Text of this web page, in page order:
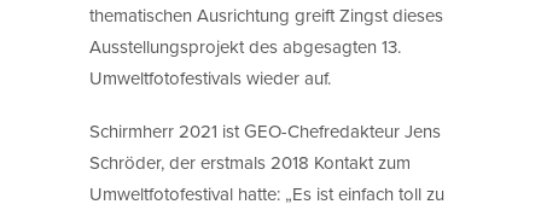
thematischen Ausrichtung greift Zingst dieses
Ausstellungsprojekt des abgesagten 13.
Umweltfotofestivals wieder auf.
Schirmherr 2021 ist GEO-Chefredakteur Jens
Schröder, der erstmals 2018 Kontakt zum
Umweltfotofestival hatte: „Es ist einfach toll zu